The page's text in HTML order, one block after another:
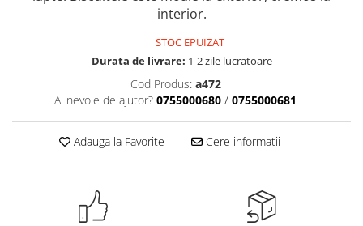
Bauturi aperitive, alcoolice
Sucuri si bauturi racoritoare
Panettone cozonac italian,
Produse fara gluten
Produse de panificatie
interior.
STOC EPUIZAT
Durata de livrare: 1-2 zile lucratoare
Cod Produs: a472
Ai nevoie de ajutor? 0755000680 / 0755000681
Adauga la Favorite Cere informatii